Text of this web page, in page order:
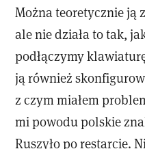
Można teoretycznie ją
ale nie działa to tak,
podłączymy
ją również
z czym miałem
mi powodu polskie
Ruszyło po restarcie.